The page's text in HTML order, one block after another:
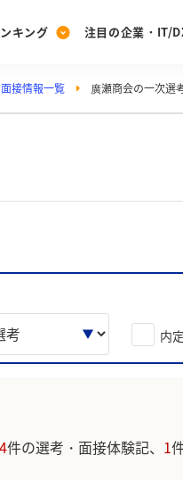
[27卒] 本選考体験
キング 注目の企業・IT/
注目の企業特集
接情報一覧 廣瀬商会の一次選
内
4件の選考・面接体験記、 1